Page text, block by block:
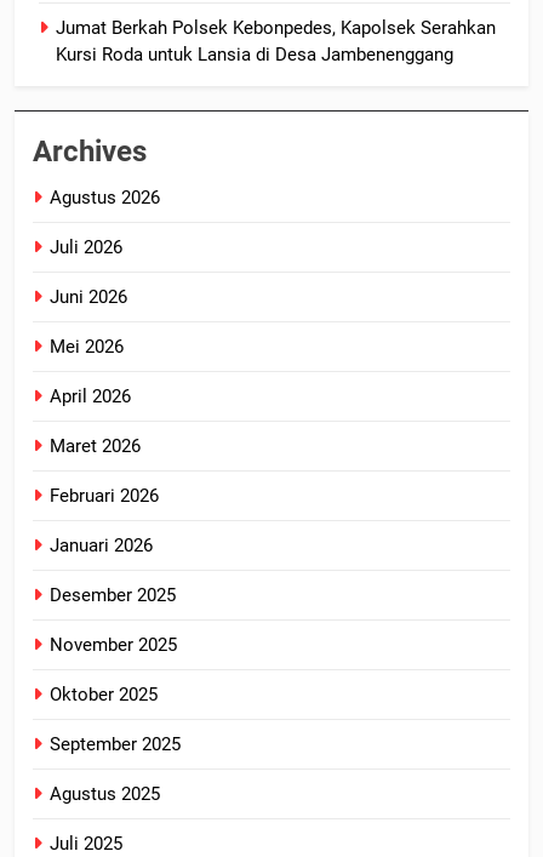
Jumat Berkah Polsek Kebonpedes, Kapolsek Serahkan
Kursi Roda untuk Lansia di Desa Jambenenggang
Archives
Agustus 2026
Juli 2026
Juni 2026
Mei 2026
April 2026
Maret 2026
Februari 2026
Januari 2026
Desember 2025
November 2025
Oktober 2025
September 2025
Agustus 2025
Juli 2025